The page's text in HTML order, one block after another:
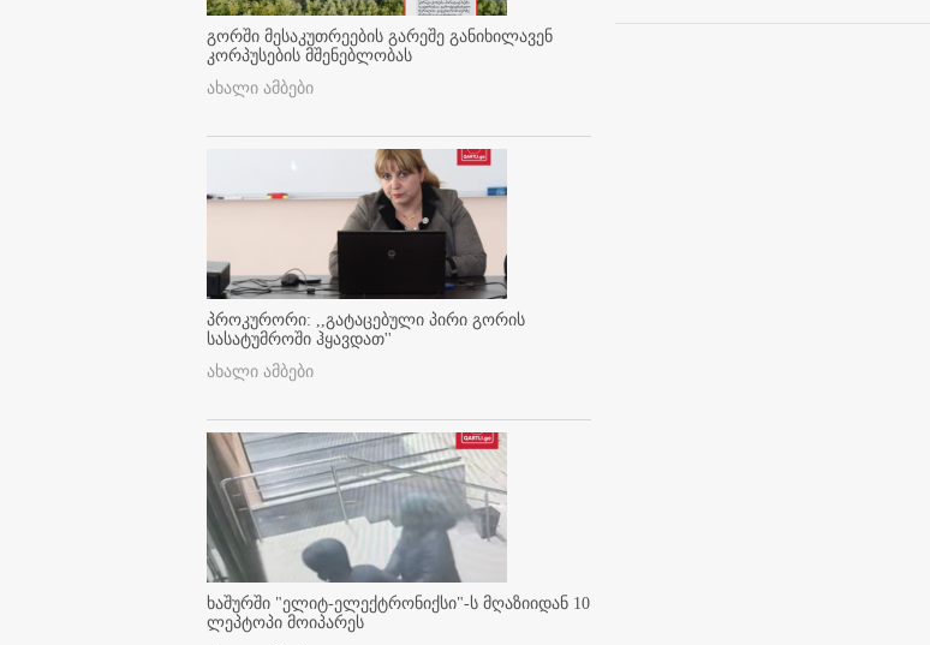
გორში მესაკუთრეების გარეშე განიხილავენ
კორპუსების მშენებლობას
ახალი ამბები
პროკურორი: ,,გატაცებული პირი გორის
სასატუმროში ჰყავდათ''
ახალი ამბები
ხაშურში "ელიტ-ელექტრონიქსი"-ს მღაზიიდან 10
ლეპტოპი მოიპარეს